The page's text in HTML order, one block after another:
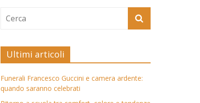
Ultimi articoli
Funerali Francesco Guccini e camera ardente:
quando saranno celebrati